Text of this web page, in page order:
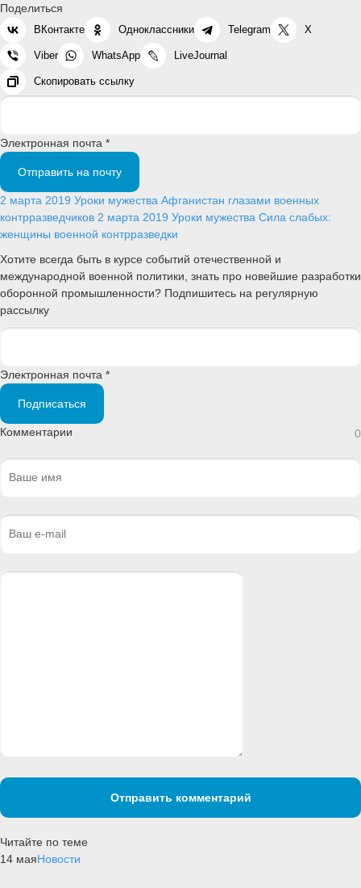
Поделиться
ВКонтакте Одноклассники Telegram X
Viber WhatsApp LiveJournal
Скопировать ссылку
Электронная почта *
Отправить на почту
2 марта 2019 Уроки мужества Афганистан глазами военных
контрразведчиков 2 марта 2019 Уроки мужества Сила слабых:
женщины военной контрразведки
Хотите всегда быть в курсе событий отечественной и
международной военной политики, знать про новейшие разработки
оборонной промышленности? Подпишитесь на регулярную
рассылку
Электронная почта *
Подписаться
Комментарии 0
Отправить комментарий
Читайте по теме
14 маяНовости